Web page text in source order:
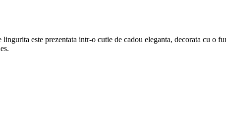
este prezentata intr-o cutie de cadou eleganta, decorata cu o